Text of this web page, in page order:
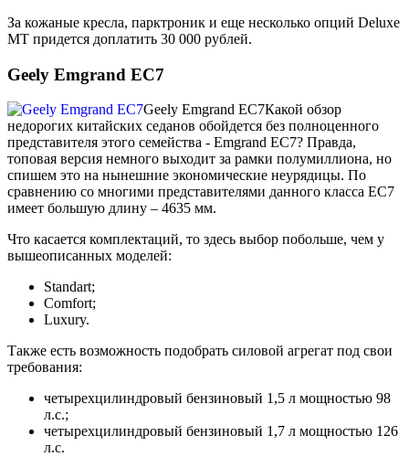
За кожаные кресла, парктроник и еще несколько опций Deluxe
MT придется доплатить 30 000 рублей.
Geely Emgrand EC7
Geely Emgrand EC7Какой обзор
недорогих китайских седанов обойдется без полноценного
представителя этого семейства - Emgrand EC7? Правда,
топовая версия немного выходит за рамки полумиллиона, но
спишем это на нынешние экономические неурядицы. По
сравнению со многими представителями данного класса EC7
имеет большую длину – 4635 мм.
Что касается комплектаций, то здесь выбор побольше, чем у
вышеописанных моделей:
Standart;
Comfort;
Luxury.
Также есть возможность подобрать силовой агрегат под свои
требования:
четырехцилиндровый бензиновый 1,5 л мощностью 98
л.с.;
четырехцилиндровый бензиновый 1,7 л мощностью 126
л.с.